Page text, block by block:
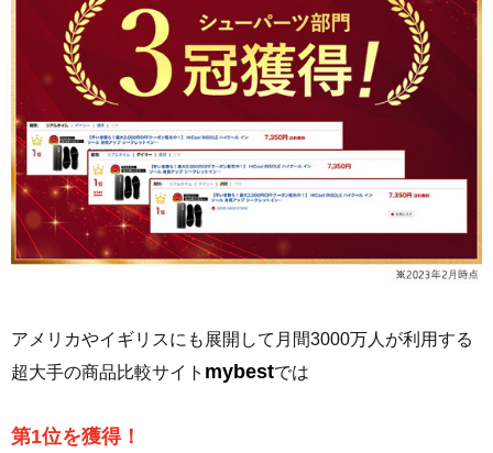
アメリカやイギリスにも展開して月間3000万人が利用する
超大手の商品比較サイト mybestでは
第1位を獲得！